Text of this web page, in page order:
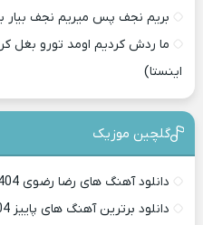
بریم نجف پس میریم نجف بیار
ما ردش کردیم اومد تورو
اینستا)
گلچین موزیک
دانلود آهنگ های رضا رضوی 1404
دانلود برترین آهنگ های پاییز 1404